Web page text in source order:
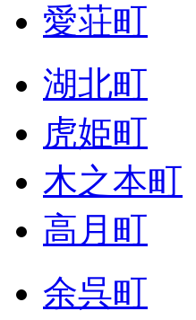
愛荘町
湖北町
虎姫町
木之本町
高月町
余呉町